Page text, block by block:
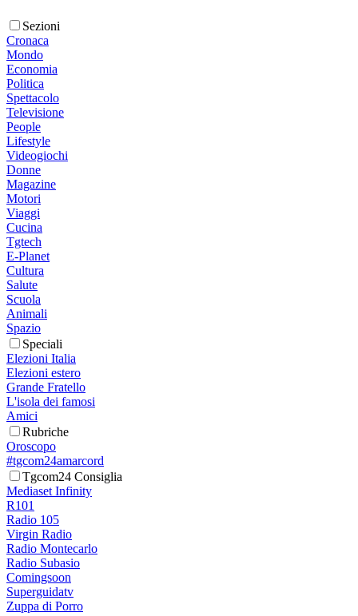
Sezioni
Cronaca
Mondo
Economia
Politica
Spettacolo
Televisione
People
Lifestyle
Videogiochi
Donne
Magazine
Motori
Viaggi
Cucina
Tgtech
E-Planet
Cultura
Salute
Scuola
Animali
Spazio
Speciali
Elezioni Italia
Elezioni estero
Grande Fratello
L'isola dei famosi
Amici
Rubriche
Oroscopo
#tgcom24amarcord
Tgcom24 Consiglia
Mediaset Infinity
R101
Radio 105
Virgin Radio
Radio Montecarlo
Radio Subasio
Comingsoon
Superguidatv
Zuppa di Porro